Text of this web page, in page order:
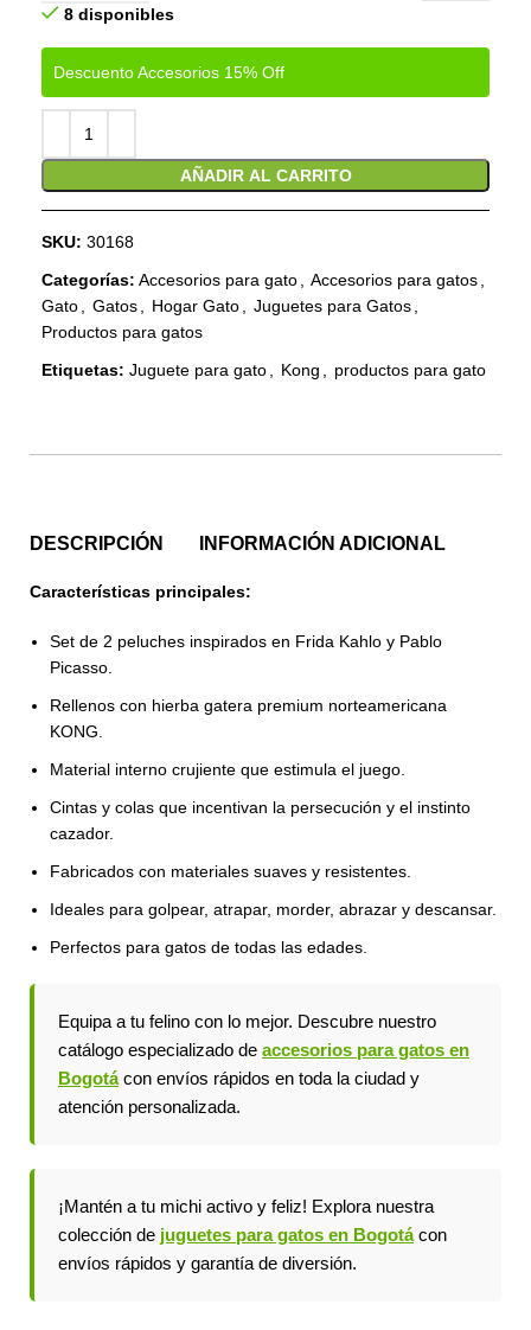
8 disponibles
Descuento Accesorios 15% Off
AÑADIR AL CARRITO
SKU: 30168
Categorías: Accesorios para gato Accesorios para gatos
Gato
Gatos Hogar Gato Juguetes para Gatos
Productos para gatos
Etiquetas: Juguete para gato Kong productos para gato
DESCRIPCIÓN INFORMACIÓN ADICIONAL
Características principales:
Set de 2 peluches inspirados en Frida Kahlo y Pablo
Picasso.
Rellenos con hierba gatera premium norteamericana
KONG.
Material interno crujiente que estimula el juego.
Cintas y colas que incentivan la persecución y el instinto
cazador.
Fabricados con materiales suaves y resistentes.
Ideales para golpear, atrapar, morder, abrazar y descansar.
Perfectos para gatos de todas las edades.
Equipa a tu felino con lo mejor. Descubre nuestro
catálogo especializado de accesorios para gatos en
Bogotácon envíos rápidos en toda la ciudad y
atención personalizada.
¡Mantén a tu michi activo y feliz! Explora nuestra
colección de juguetes para gatos en Bogotácon
envíos rápidos y garantía de diversión.